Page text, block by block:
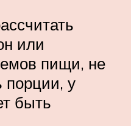
или
пищи, не
порции, у
быть